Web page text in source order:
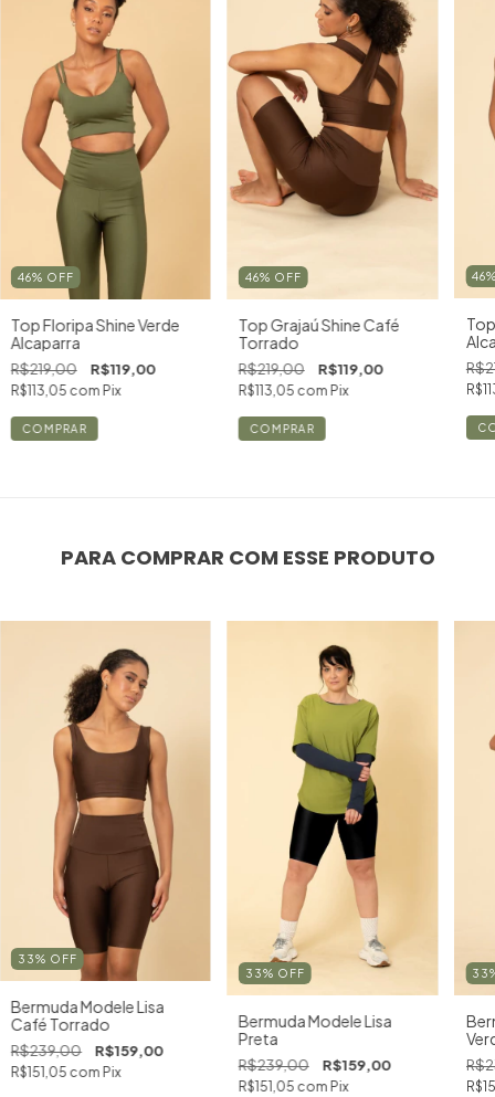
46% OFF
Top Floripa Shine Verde
Alcaparra
R$219,00 R$119,00
R$113,05 com Pix
COMPRAR
46% OFF
Top Grajaú Shine Café
Torrado
R$219,00 R$119,00
R$113,05 com Pix
COMPRAR
46
PARA COMPRAR COM ESSE PRODUTO
33% OFF
Bermuda Modele Lisa
Café Torrado
R$239,00 R$159,00
R$151,05 com Pix
33% OFF
Bermuda Modele Lisa
Preta
R$239,00 R$159,00
R$151,05 com Pix
33